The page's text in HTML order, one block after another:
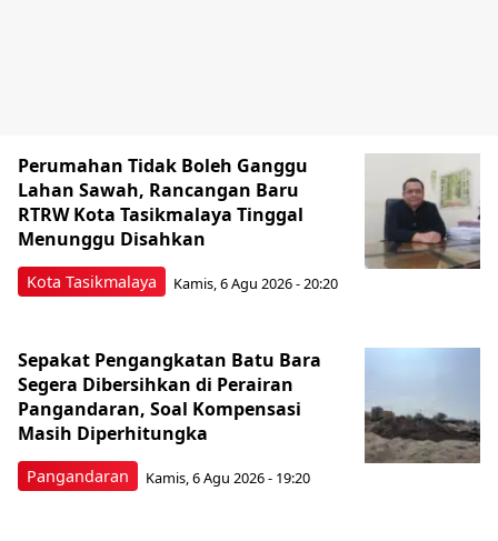
Kota Tasikmalaya
Perumahan Tidak Boleh Ganggu
Lahan Sawah, Rancangan Baru
RTRW Kota Tasikmalaya Tinggal
Menunggu Disahkan
Kamis, 6 Agu 2026 - 20:20
Pangandaran
Sepakat Pengangkatan Batu Bara
Segera Dibersihkan di Perairan
Pangandaran, Soal Kompensasi
Masih Diperhitungka
Kamis, 6 Agu 2026 - 19:20